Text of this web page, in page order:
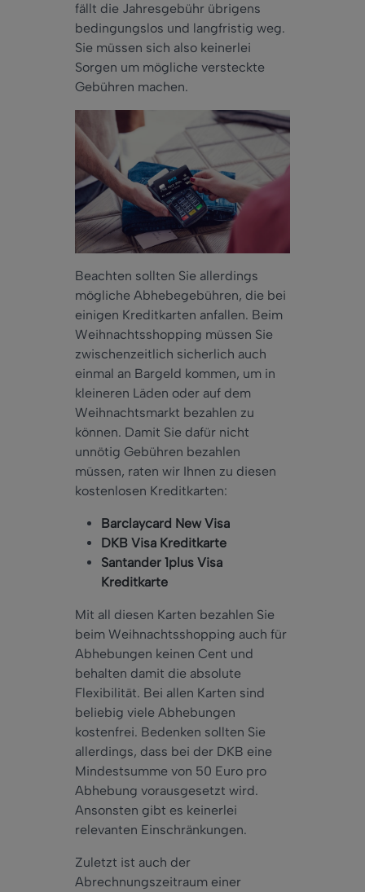
fällt die Jahresgebühr übrigens
bedingungslos und langfristig weg.
Sie müssen sich also keinerlei
Sorgen um mögliche versteckte
Gebühren machen.
Beachten sollten Sie allerdings
mögliche Abhebegebühren, die bei
einigen Kreditkarten anfallen. Beim
Weihnachtsshopping müssen Sie
zwischenzeitlich sicherlich auch
einmal an Bargeld kommen, um in
kleineren Läden oder auf dem
Weihnachtsmarkt bezahlen zu
können. Damit Sie dafür nicht
unnötig Gebühren bezahlen
müssen, raten wir Ihnen zu diesen
kostenlosen Kreditkarten:
Barclaycard New Visa
DKB Visa Kreditkarte
Santander 1plus Visa
Kreditkarte
Mit all diesen Karten bezahlen Sie
beim Weihnachtsshopping auch für
Abhebungen keinen Cent und
behalten damit die absolute
Flexibilität. Bei allen Karten sind
beliebig viele Abhebungen
kostenfrei. Bedenken sollten Sie
allerdings, dass bei der DKB eine
Mindestsumme von 50 Euro pro
Abhebung vorausgesetzt wird.
Ansonsten gibt es keinerlei
relevanten Einschränkungen.
Zuletzt ist auch der
Abrechnungszeitraum einer